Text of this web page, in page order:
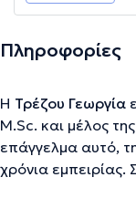
Πληροφορίες
Η Τρέζου Γεωργία
M.Sc. και μέλος
επάγγελμα αυτό,
χρόνια εμπειρίας.